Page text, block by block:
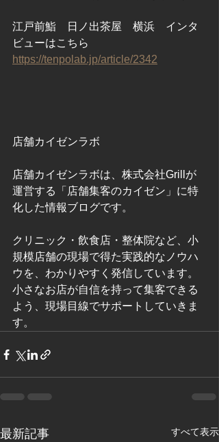
江戸前鮨　日ノ出茶屋　横浜　インタ
ビューはこちら
https://tenpolab.jp/article/2342
店舗カイゼンラボ
店舗カイゼンラボは、株式会社Grillが
運営する「店舗集客のカイゼン」に特
化した情報ブログです。
クリニック・飲食店・整体院など、小
規模店舗の現場で得た実践的なノウハ
ウを、わかりやすく発信しています。
小さなお店が自信を持って集客できる
よう、現場目線でサポートしていきま
す。
最新記事 すべて表示